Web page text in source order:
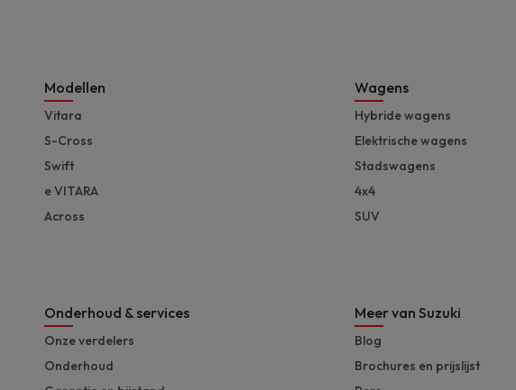
Modellen
Vitara
S-Cross
Swift
e VITARA
Across
Wagens
Hybride wagens
Elektrische wagens
Stadswagens
4x4
SUV
Onderhoud & services
Onze verdelers
Onderhoud
Meer van Suzuki
Blog
Brochures en prijslijst